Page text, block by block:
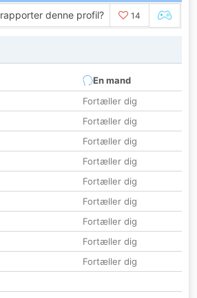
rapporter denne profil? 14
En mand
Fortæller dig
Fortæller dig
Fortæller dig
Fortæller dig
Fortæller dig
Fortæller dig
Fortæller dig
Fortæller dig
Fortæller dig